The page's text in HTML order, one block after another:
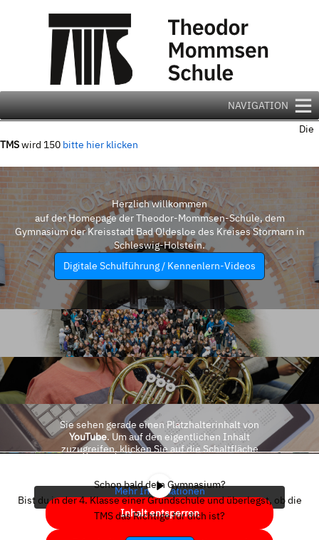
NAVIGATION
Die
TMSwird 150 bitte hier klicken
Herzlich willkommen
auf der Homepage der Theodor-Mommsen-Schule, dem
Gymnasium der Kreisstadt Bad Oldesloe des Kreises Stormarn in
Schleswig-Holstein.
Digitale Schulführung / Kennenlern-Videos
Sie sehen gerade einen Platzhalterinhalt von
YouTube. Um auf den eigentlichen Inhalt
zuzugreifen, klicken Sie auf die Schaltfläche
Mehr Informationen
Inhalt entsperren
Schon bald dein Gymnasium?
Bist du in der 4. Klasse einer Grundschule und überlegst, ob die
TMS das Richtige für dich ist?